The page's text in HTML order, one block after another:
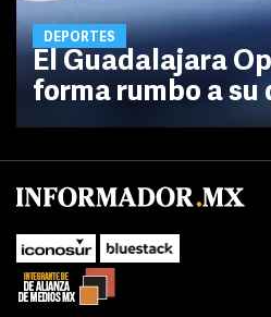
DEPORTES
El Guadalajara
forma rumbo a